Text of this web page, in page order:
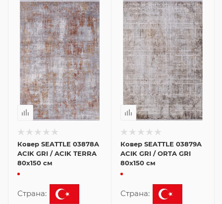
Ковер SEATTLE 03878A
ACIK GRI / ACIK TERRA
80x150 см
Страна:
Ковер SEATTLE 03879A
ACIK GRI / ORTA GRI
80x150 см
Страна: